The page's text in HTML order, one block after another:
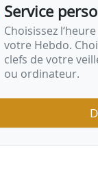
Service
Choisissez
votre Hebdo.
clefs de votre
ou ordinateur.